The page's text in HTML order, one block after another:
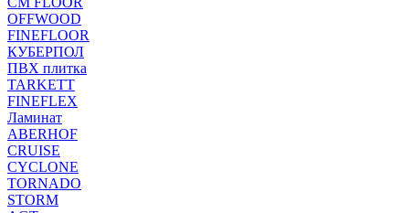
OFFWOOD
FINEFLOOR
КУБЕРПОЛ
ПВХ плитка
TARKETT
FINEFLEX
Ламинат
ABERHOF
CRUISE
CYCLONE
TORNADO
STORM